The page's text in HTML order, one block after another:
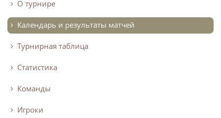
О турнире
Календарь и результаты матчей
Турнирная таблица
Статистика
Команды
Игроки